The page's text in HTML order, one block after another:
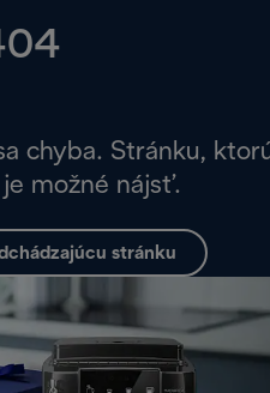
chyba. Stránku,
možné nájsť.
stránku